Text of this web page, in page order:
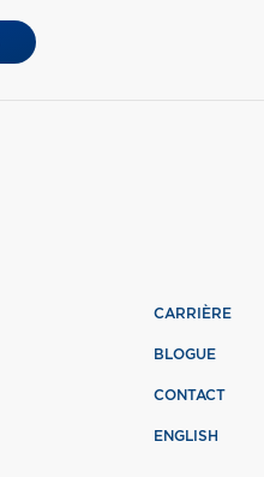
CARRIÈRE
BLOGUE
CONTACT
ENGLISH